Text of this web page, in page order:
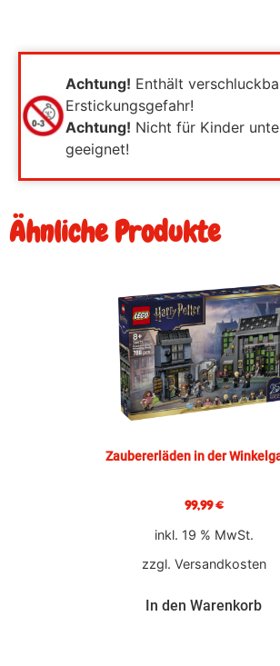
Achtung! Enthält
Erstickungsgefahr!
Achtung! Nicht für Kinder
geeignet!
Ähnliche Produkte
Zaubererläden in der
99,99€
inkl. 19 % MwSt.
zzgl. Versandkosten
In den Warenkorb